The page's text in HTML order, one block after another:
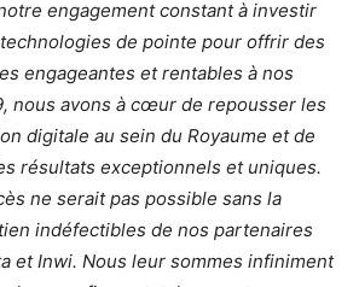
engagement constant à investir
de pointe pour offrir des
engageantes et rentables à nos
nous avons à cœur de repousser les
digitale au sein du Royaume et de
résultats exceptionnels et uniques.
ne serait pas possible sans la
indéfectibles de nos partenaires
et Inwi. Nous leur sommes infiniment